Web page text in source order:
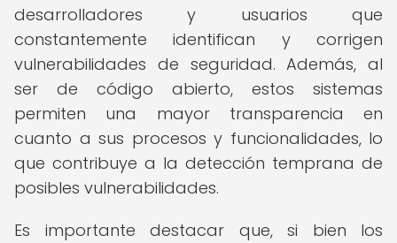
desarrolladores y usuarios que
constantemente identifican y corrigen
vulnerabilidades de seguridad. Además, al
ser de código abierto, estos sistemas
permiten una mayor transparencia en
cuanto a sus procesos y funcionalidades, lo
que contribuye a la detección temprana de
posibles vulnerabilidades.
Es importante destacar que, si bien los